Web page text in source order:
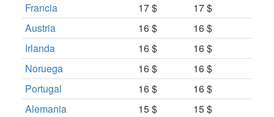
Francia
17 $
17 $
Austria
16 $
16 $
Irlanda
16 $
16 $
Noruega
16 $
16 $
Portugal
16 $
16 $
Alemania
15 $
15 $